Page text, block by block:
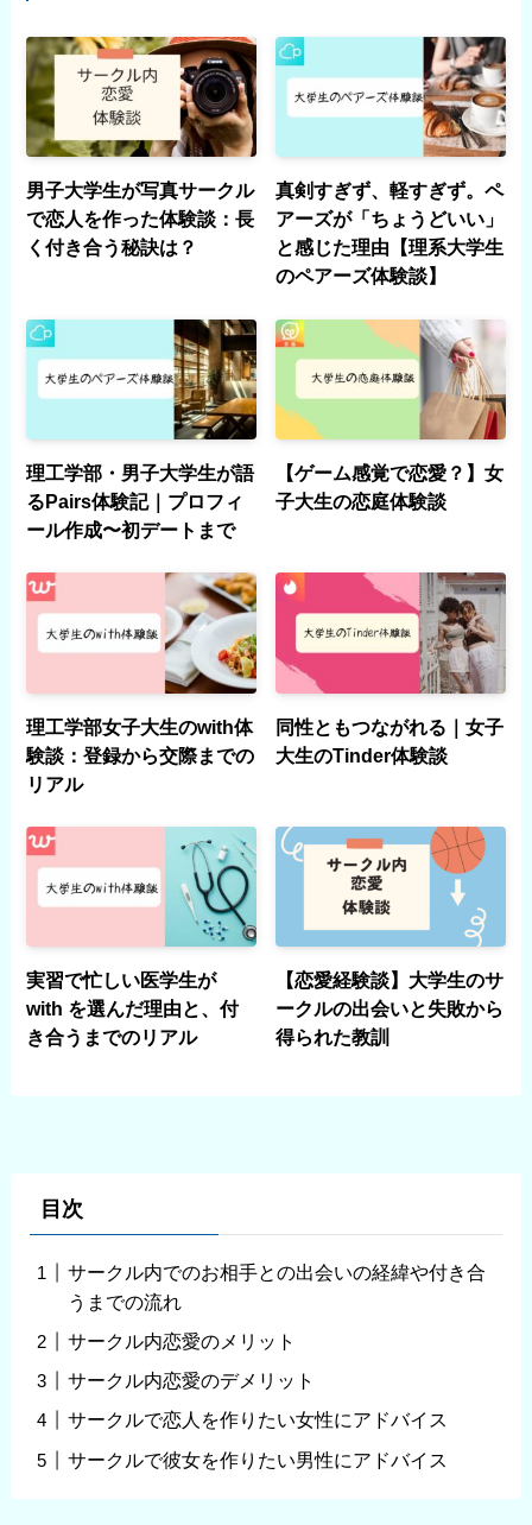
男子大学生が写真サークル
で恋人を作った体験談：長
く付き合う秘訣は？
真剣すぎず、軽すぎず。ペ
アーズが「ちょうどいい」
と感じた理由【理系大学生
のペアーズ体験談】
理工学部・男子大学生が語
るPairs体験記｜プロフィ
ール作成〜初デートまで
【ゲーム感覚で恋愛？】女
子大生の恋庭体験談
理工学部女子大生のwith体
験談：登録から交際までの
リアル
同性ともつながれる｜女子
大生のTinder体験談
実習で忙しい医学生が
with を選んだ理由と、付
き合うまでのリアル
【恋愛経験談】大学生のサ
ークルの出会いと失敗から
得られた教訓
目次
サークル内でのお相手との出会いの経緯や付き合
うまでの流れ
サークル内恋愛のメリット
サークル内恋愛のデメリット
サークルで恋人を作りたい女性にアドバイス
サークルで彼女を作りたい男性にアドバイス